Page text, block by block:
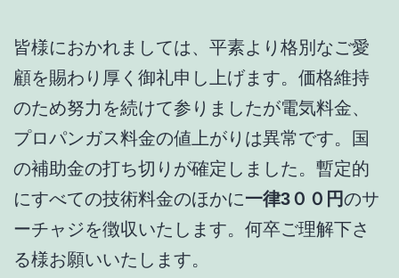
皆様におかれましては、平素より格別なご愛
顧を賜わり厚く御礼申し上げます。価格維持
のため努力を続けて参りましたが電気料金、
プロパンガス料金の値上がりは異常です。国
の補助金の打ち切りが確定しました。暫定的
にすべての技術料金のほかに一律3００円のサ
ーチャジを徴収いたします。何卒ご理解下さ
る様お願いいたします。